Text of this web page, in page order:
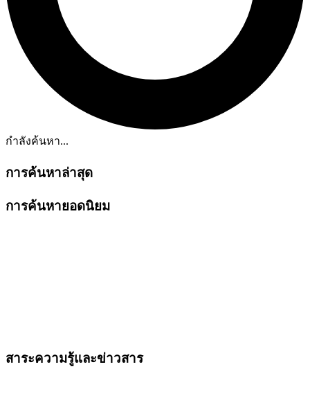
กำลังค้นหา...
การค้นหาล่าสุด
การค้นหายอดนิยม
สาระความรู้และข่าวสาร